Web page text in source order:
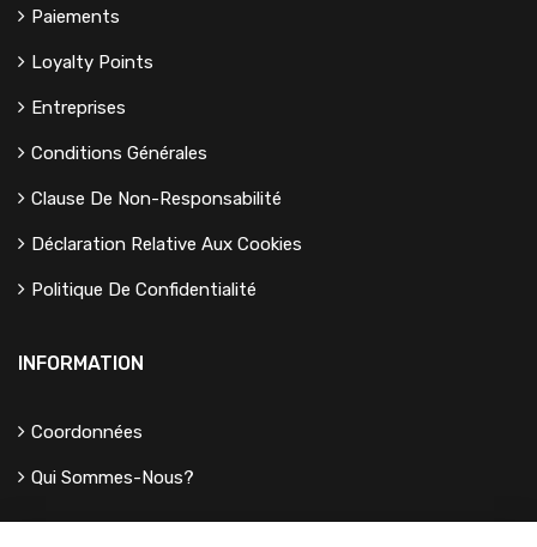
Paiements
Loyalty Points
Entreprises
Conditions Générales
Clause De Non-Responsabilité
Déclaration Relative Aux Cookies
Politique De Confidentialité
INFORMATION
Coordonnées
Qui Sommes-Nous?